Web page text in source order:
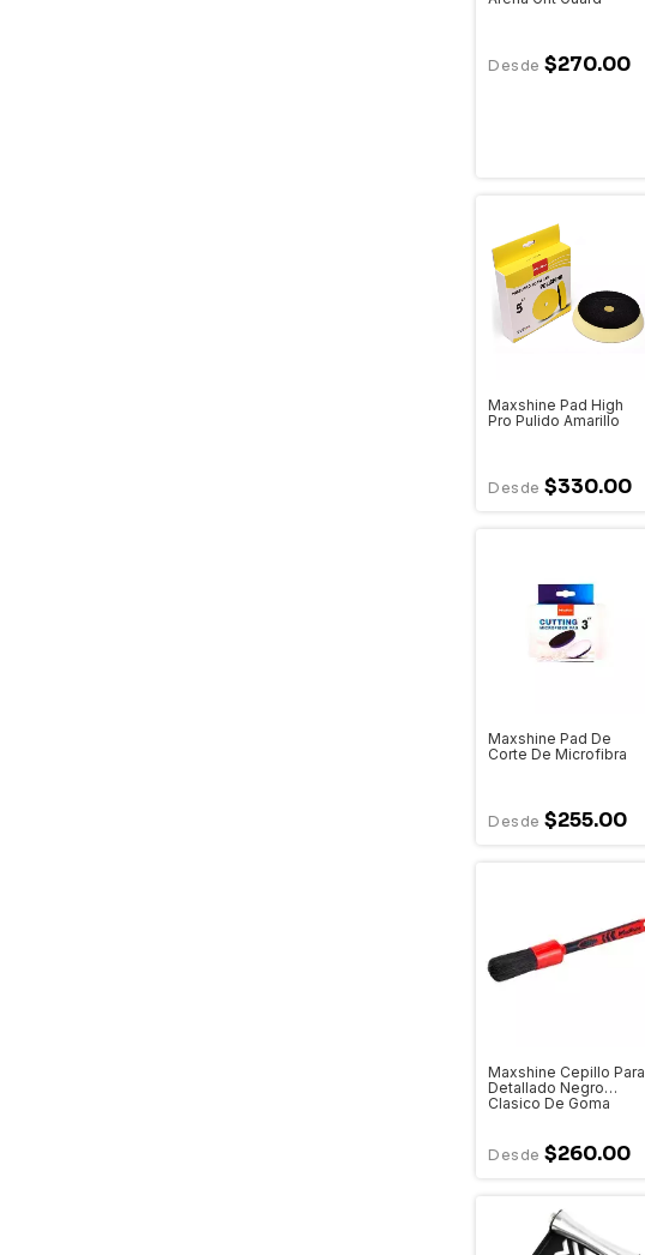
$270.00
Maxshine Pad High
Pro Pulido Amarillo
$330.00
Maxshine Pad De
Corte De Microfibra
$255.00
Maxshine Cepillo Para
Detallado Negro
Clasico De Goma
$260.00